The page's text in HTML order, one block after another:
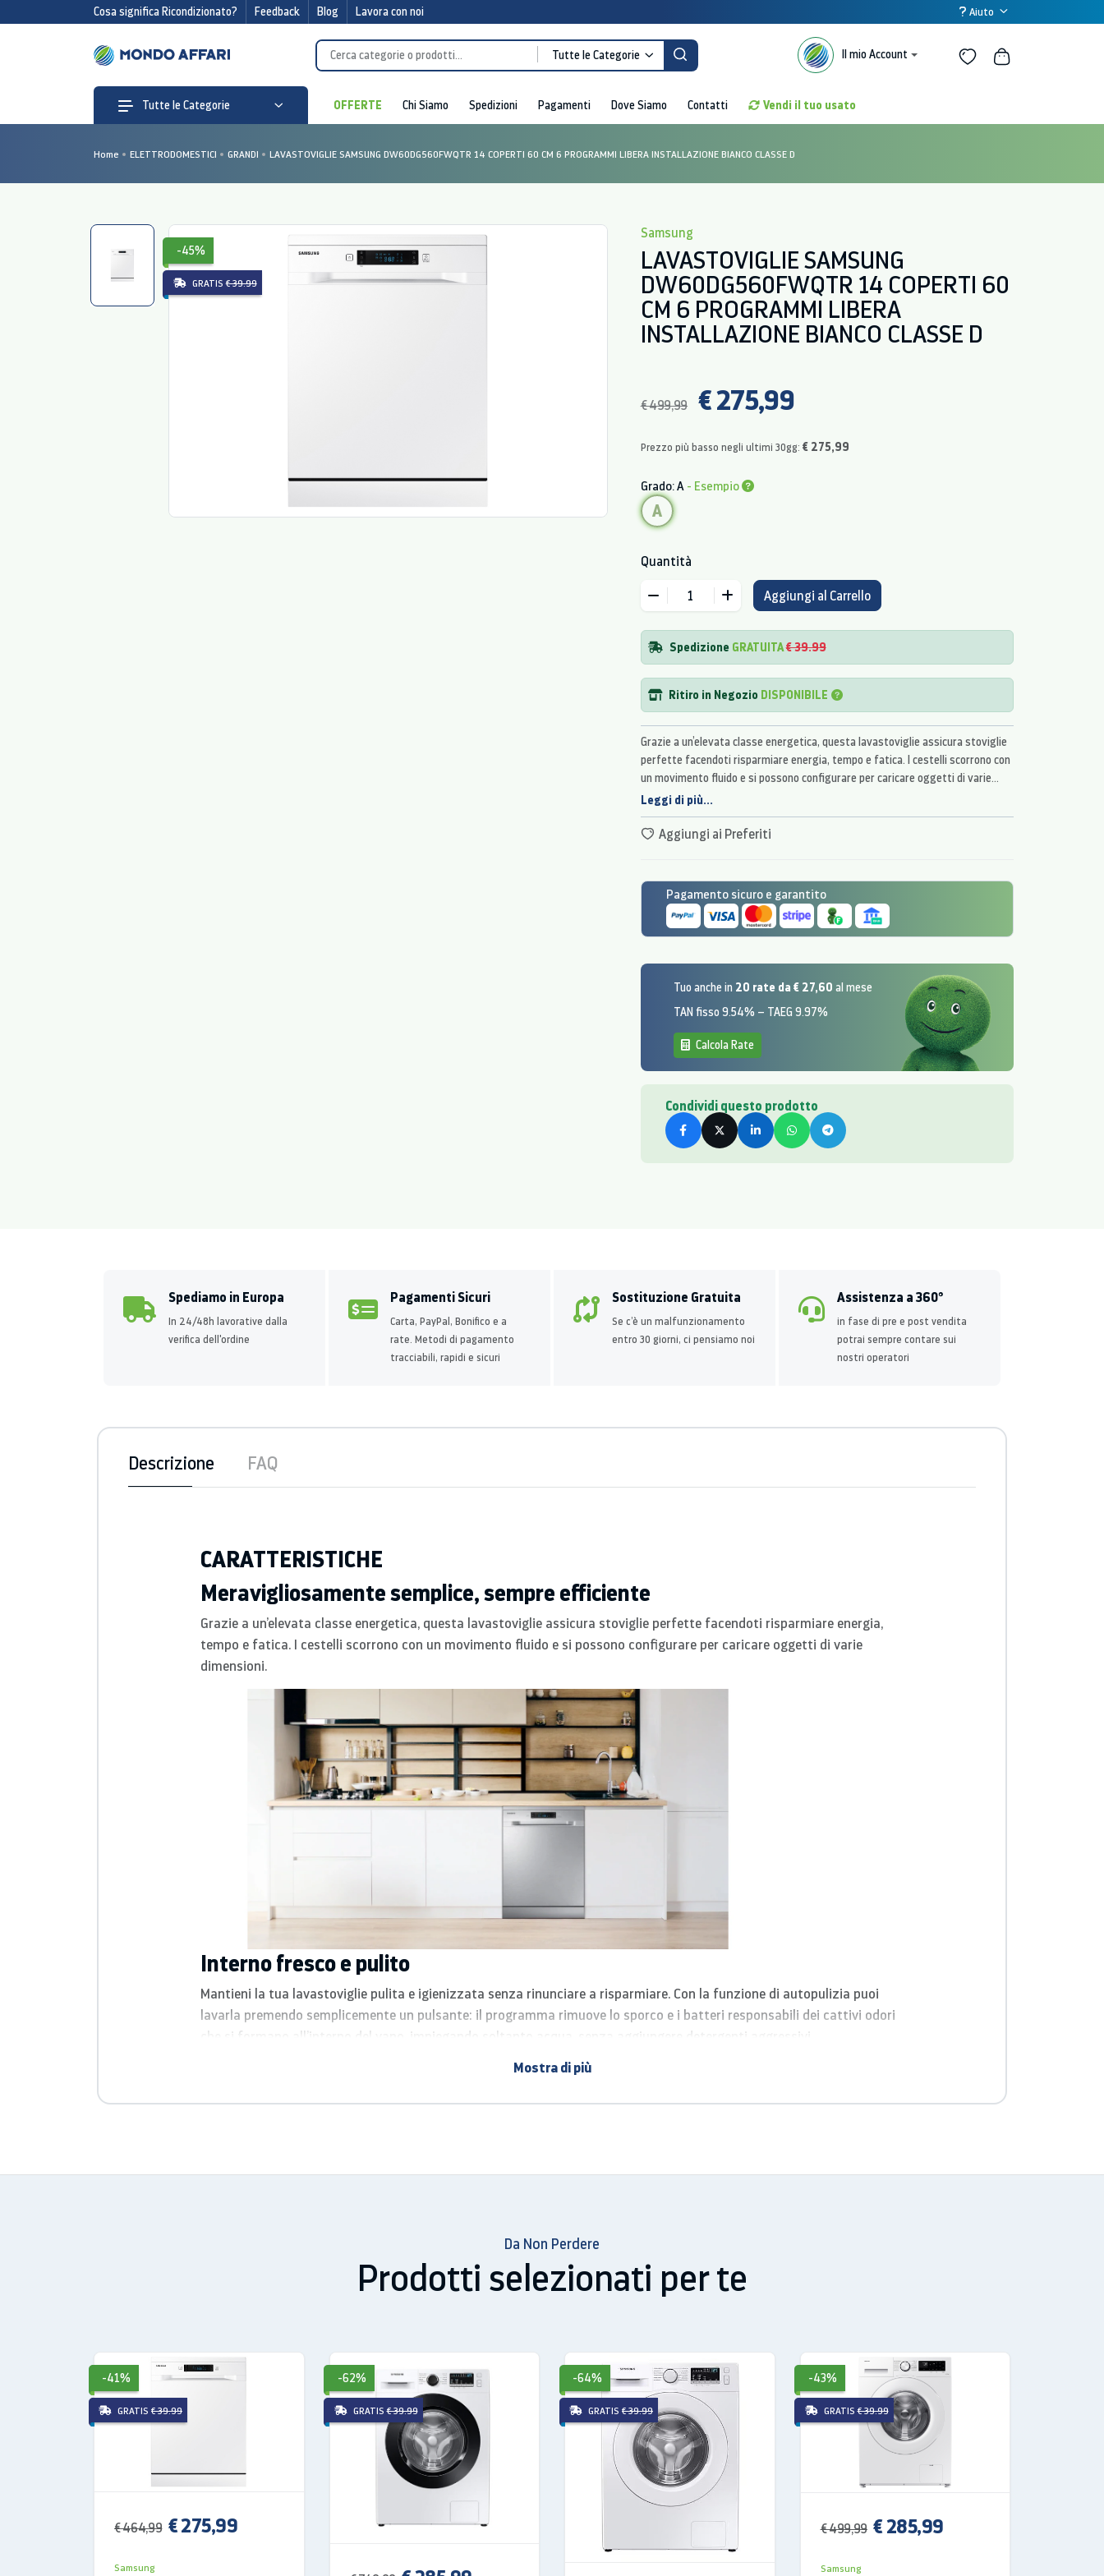
Cosa significa Ricondizionato? Feedback Blog Lavora con noi Aiuto
Tutte le Categorie Il mio Account
Tutte le Categorie OFFERTE Chi Siamo Spedizioni Pagamenti Dove Siamo Contatti Vendi il tuo usato
Home ELETTRODOMESTICI GRANDI LAVASTOVIGLIE SAMSUNG DW60DG560FWQTR 14 COPERTI 60 CM 6 PROGRAMMI LIBERA INSTALLAZIONE BIANCO CLASSE D
-45%
GRATIS € 39.99
Samsung
LAVASTOVIGLIE SAMSUNG
DW60DG560FWQTR 14 COPERTI 60
CM 6 PROGRAMMI LIBERA
INSTALLAZIONE BIANCO CLASSE D
€ 499,99 € 275,99
Prezzo più basso negli ultimi 30gg: € 275,99
Grado: A - Esempio
A
Quantità
Aggiungi al Carrello
Spedizione GRATUITA€ 39.99
Ritiro in Negozio DISPONIBILE
Grazie a un’elevata classe energetica, questa lavastoviglie assicura stoviglie
perfette facendoti risparmiare energia, tempo e fatica. I cestelli scorrono con
un movimento fluido e si possono configurare per caricare oggetti di varie
dimensioni.
Leggi di più...
Aggiungi ai Preferiti
Pagamento sicuro e garantito
Tuo anche in 20 rate da € 27,60 al mese
TAN fisso 9.54% – TAEG 9.97%
Calcola Rate
Condividi questo prodotto
Spediamo in Europa
In 24/48h lavorative dalla
verifica dell'ordine
Pagamenti Sicuri
Carta, PayPal, Bonifico e a
rate. Metodi di pagamento
tracciabili, rapidi e sicuri
Sostituzione Gratuita
Se c’è un malfunzionamento
entro 30 giorni, ci pensiamo noi
Assistenza a 360°
in fase di pre e post vendita
potrai sempre contare sui
nostri operatori
Descrizione FAQ
CARATTERISTICHE
Meravigliosamente semplice, sempre efficiente
Grazie a un’elevata classe energetica, questa lavastoviglie assicura stoviglie perfette facendoti risparmiare energia,
tempo e fatica. I cestelli scorrono con un movimento fluido e si possono configurare per caricare oggetti di varie
dimensioni.
Interno fresco e pulito
Mantieni la tua lavastoviglie pulita e igienizzata senza rinunciare a risparmiare. Con la funzione di autopulizia puoi
lavarla premendo semplicemente un pulsante: il programma rimuove lo sporco e i batteri responsabili dei cattivi odori
che si formano all’interno del vano, impiegando soltanto acqua, senza aggiungere detergenti aggressivi.
Design
Colore della porta
Mostra di più
Da Non Perdere
Prodotti selezionati per te
-41%
GRATIS € 39.99
€ 464,99 € 275,99
Samsung
-62%
GRATIS € 39.99
-64%
GRATIS € 39.99
-43%
GRATIS € 39.99
€ 499,99 € 285,99
Samsung